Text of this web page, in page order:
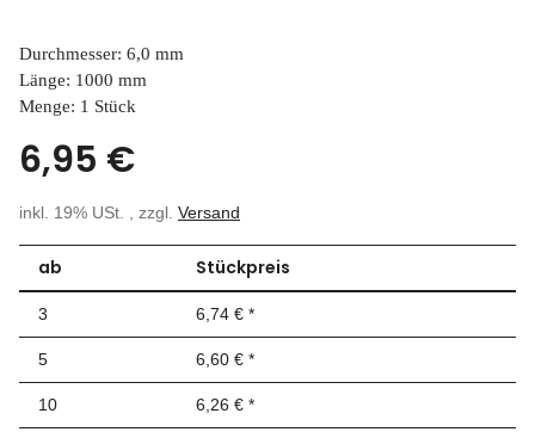
Durchmesser: 6,0 mm
Länge: 1000 mm
Menge: 1 Stück
6,95 €
inkl. 19% USt. , zzgl. Versand
ab Stückpreis
3 6,74 € *
5 6,60 € *
10 6,26 € *